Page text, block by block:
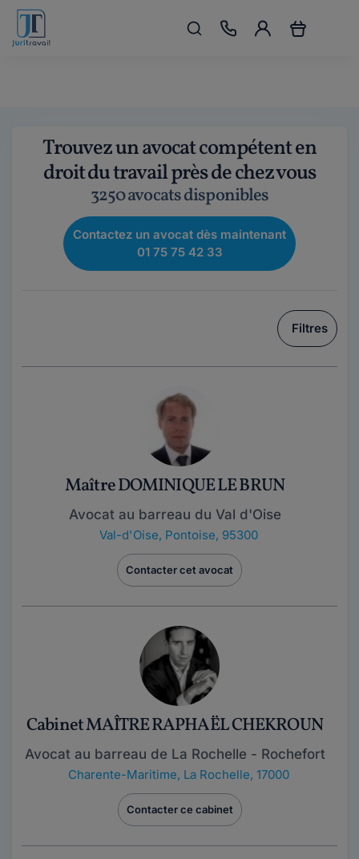
Trouvez un avocat compétent en
droit du travail près de chez vous
3250 avocats disponibles
Contactez un avocat dès maintenant
01 75 75 42 33
Filtres
Maître DOMINIQUE LE BRUN
Avocat au barreau du Val d'Oise
Val-d'Oise, Pontoise, 95300
Contacter cet avocat
Cabinet MAÎTRE RAPHAËL CHEKROUN
Avocat au barreau de La Rochelle - Rochefort
Charente-Maritime, La Rochelle, 17000
Contacter ce cabinet